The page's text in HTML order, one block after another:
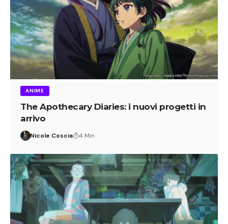
ANIME
The Apothecary Diaries: i nuovi progetti in
arrivo
Nicole Coscia 4 Min